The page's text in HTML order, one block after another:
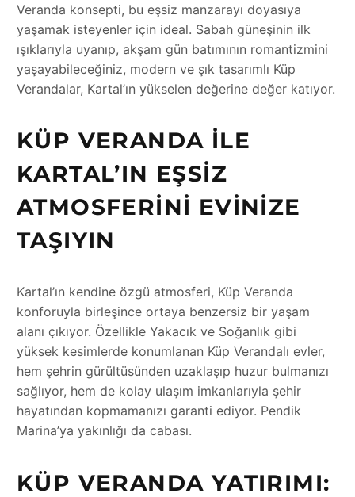
Veranda konsepti, bu eşsiz manzarayı doyasıya
yaşamak isteyenler için ideal. Sabah güneşinin ilk
ışıklarıyla uyanıp, akşam gün batımının romantizmini
yaşayabileceğiniz, modern ve şık tasarımlı Küp
Verandalar, Kartal’ın yükselen değerine değer katıyor.
KÜP VERANDA ILE
KARTAL’IN EŞSIZ
ATMOSFERINI EVINIZE
TAŞIYIN
Kartal’ın kendine özgü atmosferi, Küp Veranda
konforuyla birleşince ortaya benzersiz bir yaşam
alanı çıkıyor. Özellikle Yakacık ve Soğanlık gibi
yüksek kesimlerde konumlanan Küp Verandalı evler,
hem şehrin gürültüsünden uzaklaşıp huzur bulmanızı
sağlıyor, hem de kolay ulaşım imkanlarıyla şehir
hayatından kopmamanızı garanti ediyor. Pendik
Marina’ya yakınlığı da cabası.
KÜP VERANDA YATIRIMI: